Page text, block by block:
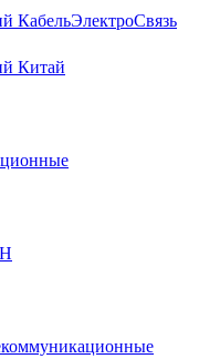
КабельЭлектроСвязь
Китай